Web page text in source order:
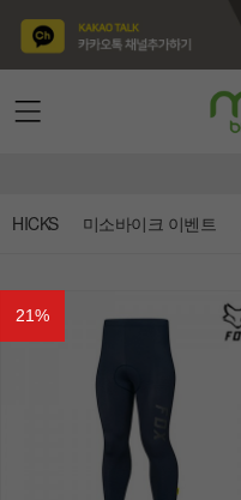
HICKS 미소바이크 이벤트
21%